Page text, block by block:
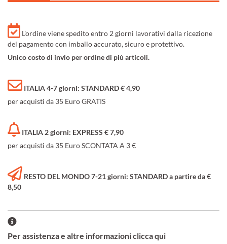
L'ordine viene spedito entro 2 giorni lavorativi dalla ricezione
del pagamento con imballo accurato, sicuro e protettivo.
Unico costo di invio per ordine di più articoli.
ITALIA 4-7 giorni: STANDARD € 4,90
per acquisti da 35 Euro GRATIS
ITALIA 2 giorni: EXPRESS € 7,90
per acquisti da 35 Euro SCONTATA A 3 €
RESTO DEL MONDO 7-21 giorni: STANDARD a partire da €
8,50
Per assistenza e altre informazioni clicca qui